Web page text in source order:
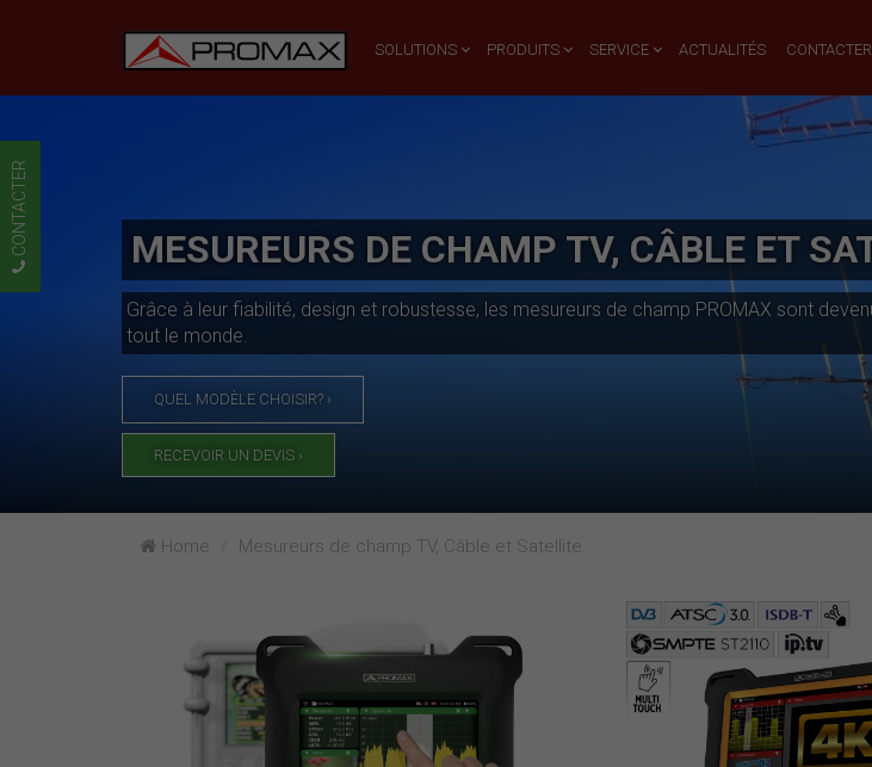
SOLUTIONS PRODUITS SERVICE ACTUALITÉS CONTACTER
MESUREURS DE CHAMP TV, CÂBLE ET
Grâce à leur fiabilité, design et robustesse, les mesureurs de champ PROMAX sont
tout le monde.
QUEL MODÈLE CHOISIR? ›
RECEVOIR UN DEVIS ›
Home Mesureurs de champ TV, Câble et Satellite
CONTACTER